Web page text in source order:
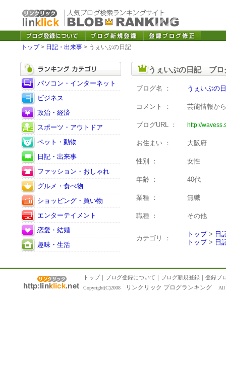
トップ> 日記・出来事 > うぇいぶの日記
パソコン・インターネット
ビジネス
政治・経済
スポーツ・アウトドア
ペット・動物
日記・出来事
ファッション・おしゃれ
グルメ・食べ物
ショッピング・買い物
エンターテイメント
恋愛・結婚
趣味・生活
うぇいぶの日記 ブロ
ブログ名 ： うぇいぶの
コメント ： 芸能情報か
ブログURL ： http://
お住まい ： 大阪府
性別 ： 女性
年齢 ： 40代
業種 ： 無職
職種 ： その他
カテゴリ ：
トップ> 日
トップ> 日
トップ｜ ブログ登録について ｜ ブログ新規登録 ｜ 登録ブ
Copyright(C)2008 リンクリック ブログランキング All